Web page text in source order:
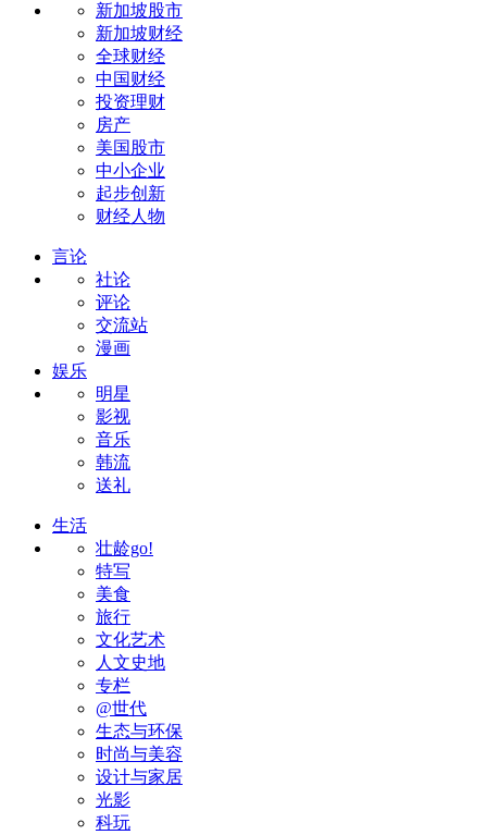
新加坡股市
新加坡财经
全球财经
中国财经
投资理财
房产
美国股市
中小企业
起步创新
财经人物
言论
社论
评论
交流站
漫画
娱乐
明星
影视
音乐
韩流
送礼
生活
壮龄go!
特写
美食
旅行
文化艺术
人文史地
专栏
@世代
生态与环保
时尚与美容
设计与家居
光影
科玩